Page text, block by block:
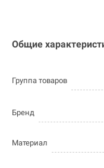
Общие
Группа товаров
Бренд
Материал